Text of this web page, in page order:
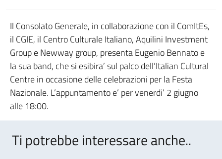
Il Consolato Generale, in collaborazione con il ComItEs,
il CGIE, il Centro Culturale Italiano, Aquilini Investment
Group e Newway group, presenta Eugenio Bennato e
la sua band, che si esibira’ sul palco dell’Italian Cultural
Centre in occasione delle celebrazioni per la Festa
Nazionale. L’appuntamento e’ per venerdi’ 2 giugno
alle 18:00.
Ti potrebbe interessare anche..